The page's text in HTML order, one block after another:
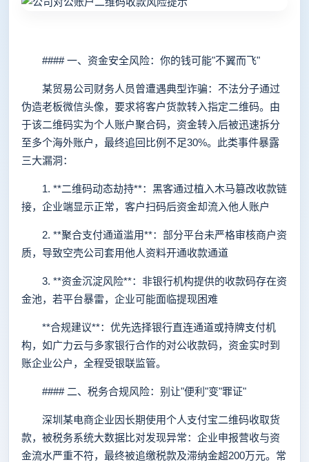
#### 一、资金安全风险：你的钱可能"不翼而飞"
某贸易公司财务人员曾遭遇典型诈骗：不法分子通过
伪造老板微信头像，要求将客户货款转入指定二维码。由
于该二维码实为个人账户聚合码，资金转入后被迅速拆分
至多个海外账户，最终追回比例不足30%。此类事件暴露
三大漏洞：
1. **二维码动态劫持**：黑客通过植入木马篡改收款链
接，企业端显示正常，客户扫码后资金却流入他人账户
2. **聚合支付通道滥用**：部分平台未严格审核商户资
质，导致空壳公司套用他人资料开通收款通道
3. **资金沉淀风险**：非银行机构提供的收款码存在资
金池，若平台暴雷，企业可能面临提现困难
**合规建议**：优先选择银行直连通道或持牌支付机
构，如广力云与多家银行合作的对公收款码，资金实时到
账企业公户，全程受银联监管。
#### 二、税务合规风险：别让"便利"变"罪证"
深圳某电商企业因长期使用个人支付宝二维码收取货
款，被税务系统大数据比对发现异常：企业申报营收与资
金流水严重不符，最终被追缴税款及滞纳金超200万元。常